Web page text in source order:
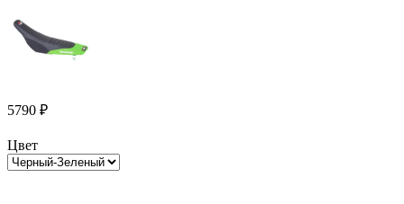
5790 ₽
Цвет